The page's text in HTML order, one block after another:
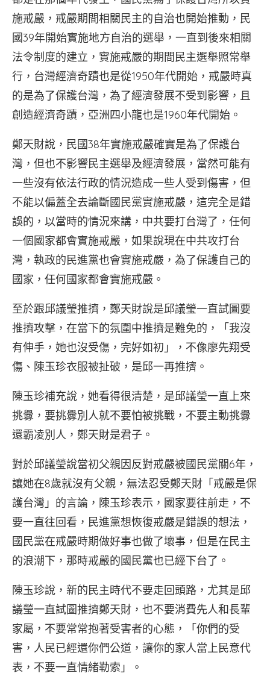
施戒嚴，戒嚴期間相關民主的自治也開始推動，民
國39年開始實施地方自治的選舉，一直到後來相關
法令制度的建立，實施戒嚴的期間民主選舉照常舉
行，台灣經濟奇蹟也是從1950年代開始，戒嚴時真
的是為了保護台灣，為了經濟發展不受到影響，且
創造經濟奇蹟，亞洲四小龍也是1960年代開始。
鄭天財說，民國38年實施戒嚴確實是為了保護台
灣，但也不影響民主選舉及經濟發展，當然可能有
一些沒有依法行政的情況造成一些人受到傷害，但
不能以偏蓋全去論斷國民黨實施戒嚴，這完全是錯
誤的，以當時的情況來講，中共要打台灣了，任何
一個國家都會實施戒嚴，如果說現在中共攻打台
灣，執政的民進黨也會實施戒嚴，為了保護自己的
國家，任何國家都會實施戒嚴。
至於跟邱議瑩推擠，鄭天財說是邱議瑩一直試圖要
推擠攻擊，在當下的氛圍中推擠是難免的，「我沒
有伸手，她也沒受傷，完好如初」，不像廖先翔受
傷、陳玉珍衣服被扯破，是邱一再推擠。
陳玉珍補充說，她看得很清楚，是邱議瑩一直上來
挑釁，要挑釁別人就不要怕被挑戰，不要主動挑釁
還霸凌別人，鄭天財是君子。
對於邱議瑩說當初父親因反對戒嚴被國民黨關6年，
讓她在8歲就沒有父親，無法忍受鄭天財「戒嚴是保
護台灣」的言論，陳玉珍表示，國家要往前走，不
要一直往回看，民進黨想恢復戒嚴是錯誤的想法，
國民黨在戒嚴時期做好事也做了壞事，但是在民主
的浪潮下，那時戒嚴的國民黨也已經下台了。
陳玉珍說，新的民主時代不要走回頭路，尤其是邱
議瑩一直試圖推擠鄭天財，也不要消費先人和長輩
家屬，不要常常抱著受害者的心態，「你們的受
害，人民已經還你們公道，讓你的家人當上民意代
表，不要一直情緒勒索」。